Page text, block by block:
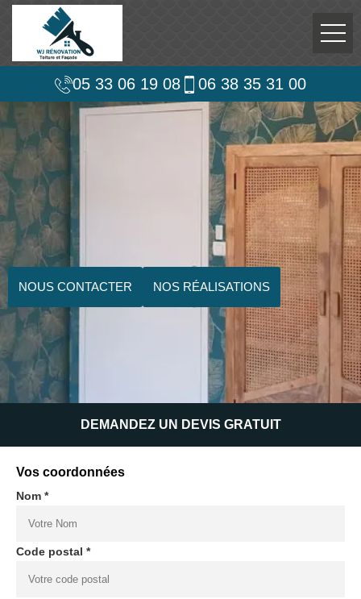
05 33 06 19 08 06 38 35 31 00
NOUS CONTACTER NOS RÉALISATIONS
DEMANDEZ UN DEVIS GRATUIT
Vos coordonnées
Nom *
Code postal *